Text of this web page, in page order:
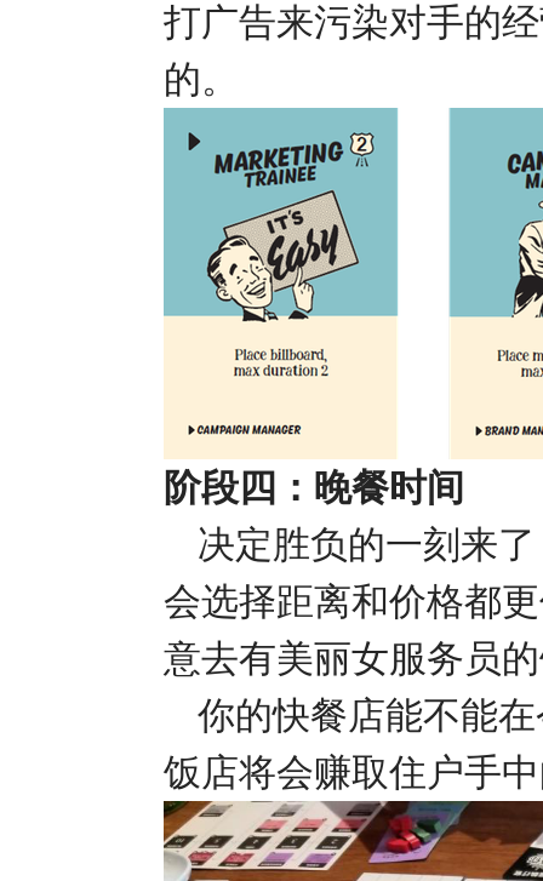
打广告来污染对手的
的。
阶段四：晚餐时间
决定胜负的一刻来
会选择距离和价格都
意去有美丽女服务员
你的快餐店能不能
饭店将会赚取住户手